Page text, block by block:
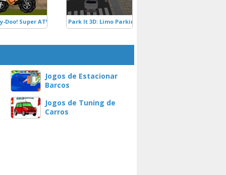
Doo! Super ATV Park It 3D: Limo Parking
Jogos de Estacionar
Barcos
Jogos de Tuning de
Carros